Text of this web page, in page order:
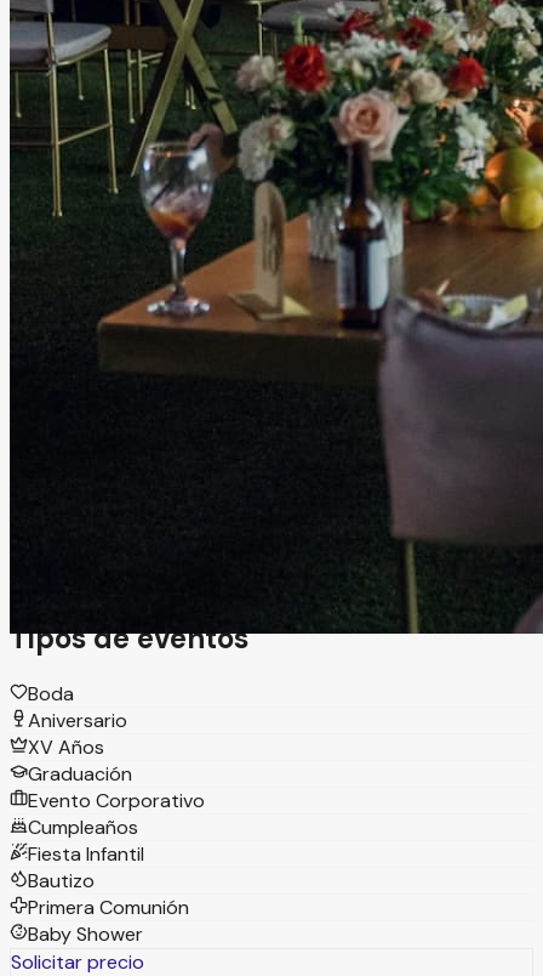
Jardín Santa Lucía Hmo
Hermosillo, Sonora Jardín
encantador, ideal para bodas y eventos especiales al aire
Tipos de eventos
Boda
Aniversario
XV Años
Graduación
Evento Corporativo
Cumpleaños
Fiesta Infantil
Bautizo
Primera Comunión
Baby Shower
Solicitar precio